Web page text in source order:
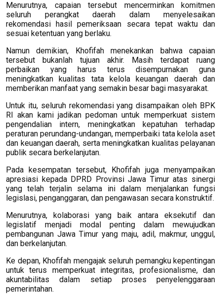
Menurutnya, capaian tersebut mencerminkan komitmen
seluruh perangkat daerah dalam menyelesaikan
rekomendasi hasil pemeriksaan secara tepat waktu dan
sesuai ketentuan yang berlaku.
Namun demikian, Khofifah menekankan bahwa capaian
tersebut bukanlah tujuan akhir. Masih terdapat ruang
perbaikan yang harus terus disempurnakan guna
meningkatkan kualitas tata kelola keuangan daerah dan
memberikan manfaat yang semakin besar bagi masyarakat.
Untuk itu, seluruh rekomendasi yang disampaikan oleh BPK
RI akan kami jadikan pedoman untuk memperkuat sistem
pengendalian intern, meningkatkan kepatuhan terhadap
peraturan perundang-undangan, memperbaiki tata kelola aset
dan keuangan daerah, serta meningkatkan kualitas pelayanan
publik secara berkelanjutan.
Pada kesempatan tersebut, Khofifah juga menyampaikan
apresiasi kepada DPRD Provinsi Jawa Timur atas sinergi
yang telah terjalin selama ini dalam menjalankan fungsi
legislasi, penganggaran, dan pengawasan secara konstruktif.
Menurutnya, kolaborasi yang baik antara eksekutif dan
legislatif menjadi modal penting dalam mewujudkan
pembangunan Jawa Timur yang maju, adil, makmur, unggul,
dan berkelanjutan.
Ke depan, Khofifah mengajak seluruh pemangku kepentingan
untuk terus memperkuat integritas, profesionalisme, dan
akuntabilitas dalam setiap proses penyelenggaraan
pemerintahan.